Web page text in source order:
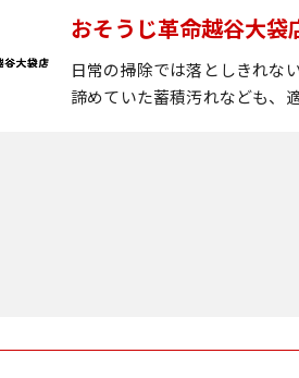
おそうじ革命越谷大袋
日常の掃除では落としきれな
諦めていた蓄積汚れなども、